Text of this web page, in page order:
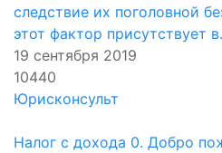
следствие их поголовной
этот фактор присутствует
19 сентября 2019
10440
Юрисконсульт
Налог с дохода 0. Добро